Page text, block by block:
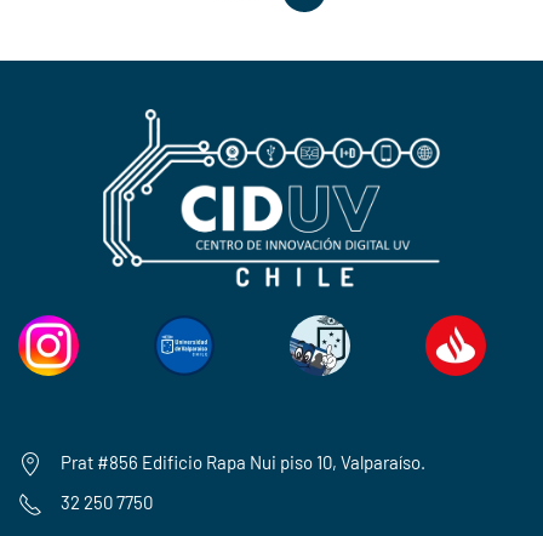
Prat #856 Edificio Rapa Nui piso 10, Valparaíso.
32 250 7750